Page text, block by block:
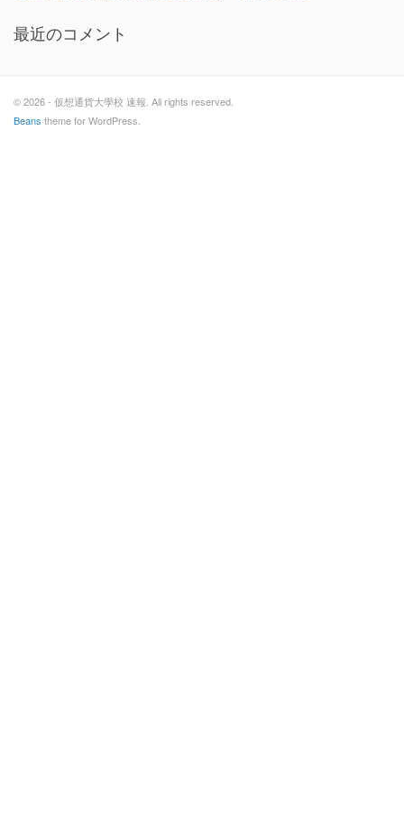
最近のコメント
© 2026 - 仮想通貨大學校 速報. All rights reserved.
Beans theme for WordPress.